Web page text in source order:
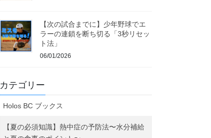
【次の試合までに】少年野球でエ
ラーの連鎖を断ち切る「3秒リセッ
ト法」
06/01/2026
カテゴリー
Holos BC ブックス
【夏の必須知識】熱中症の予防法〜水分補給